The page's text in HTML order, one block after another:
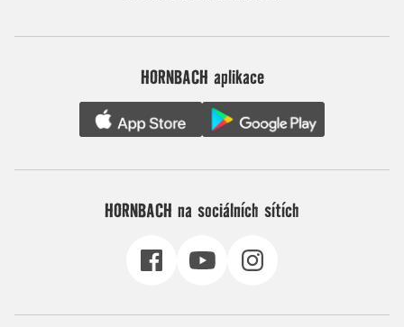
HORNBACH aplikace
HORNBACH na sociálních sítích